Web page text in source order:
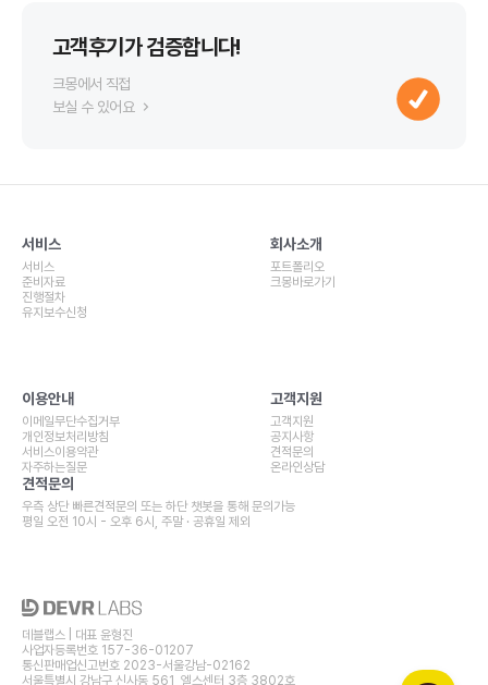
고객후기가 검증합니다!
크몽에서 직접
보실 수 있어요
서비스
서비스
준비자료
진행절차
유지보수신청
회사소개
포트폴리오
크몽바로가기
이용안내
이메일무단수집거부
개인정보처리방침
서비스이용약관
자주하는질문
고객지원
고객지원
공지사항
견적문의
온라인상담
데블랩스 | 대표 윤형진
사업자등록번호 157-36-01207
통신판매업신고번호 2023-서울강남-02162
서울특별시 강남구 신사동 561, 엘스센터 3층 3802호
견적문의
우측 상단 빠른견적문의 또는 하단 챗봇을 통해 문의가능
평일 오전 10시 - 오후 6시, 주말 · 공휴일 제외